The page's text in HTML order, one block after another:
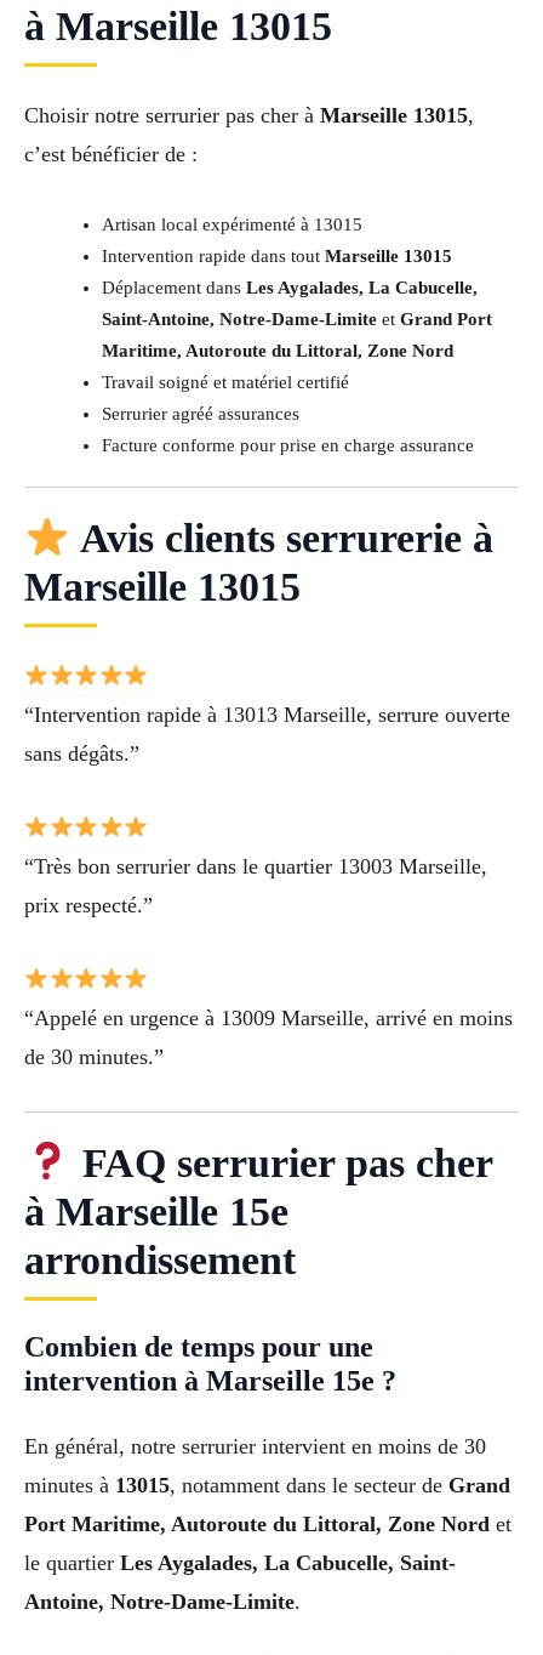
à Marseille 13015
Choisir notre serrurier pas cher à Marseille 13015,
c’est bénéficier de :
Artisan local expérimenté à 13015
Intervention rapide dans tout Marseille 13015
Déplacement dans Les Aygalades, La Cabucelle,
Saint-Antoine, Notre-Dame-Limiteet Grand Port
Maritime, Autoroute du Littoral, Zone Nord
Travail soigné et matériel certifié
Serrurier agréé assurances
Facture conforme pour prise en charge assurance
Avis clients serrurerie à
Marseille 13015
“Intervention rapide à 13013 Marseille, serrure ouverte
sans dégâts.”
“Très bon serrurier dans le quartier 13003 Marseille,
prix respecté.”
“Appelé en urgence à 13009 Marseille, arrivé en moins
de 30 minutes.”
FAQ serrurier pas cher
à Marseille 15e
arrondissement
Combien de temps pour une
intervention à Marseille 15e ?
En général, notre serrurier intervient en moins de 30
minutes à 13015, notamment dans le secteur de Grand
Port Maritime, Autoroute du Littoral, Zone Nord et
le quartier Les Aygalades, La Cabucelle, Saint-
Antoine, Notre-Dame-Limite.